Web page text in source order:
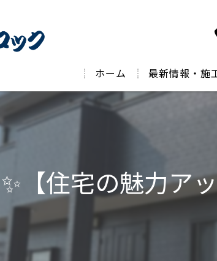
ホーム 最新情報・施
【住宅の魅力ア